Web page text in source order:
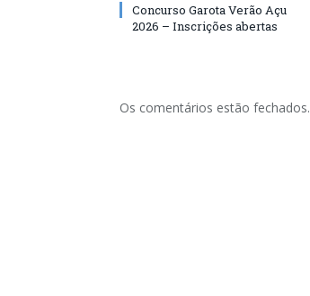
Concurso Garota Verão Açu
2026 – Inscrições abertas
Os comentários estão fechados.